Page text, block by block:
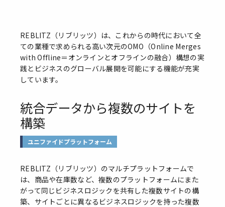
REBLITZ（リブリッツ）は、これからの時代において全
ての業種で求められる高い次元のOMO（Online Merges
with Offline＝オンラインとオフラインの融合）構想の実
践とビジネスのグローバル展開を可能にする機能が充実
しています。
統合データから複数のサイトを
構築
ユニファイドプラットフォーム
REBLITZ（リブリッツ）のマルチプラットフォームで
は、商品や在庫数など、複数のプラットフォームにまた
がって同じビジネスロジックを共有した複数サイトの構
築、サイトごとに異なるビジネスロジックを持った複数